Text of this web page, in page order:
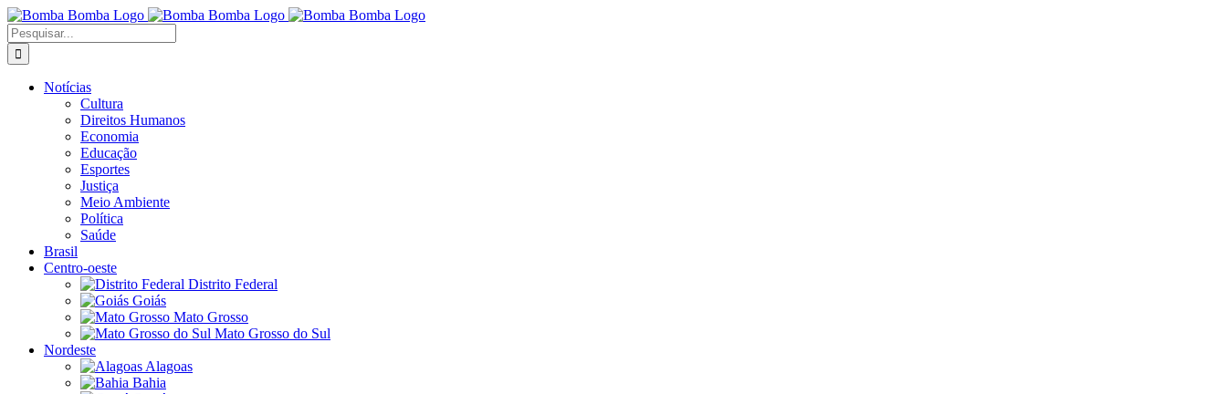
Ir
para
o
conteúdo
Buscar
resultados
para:
Notícias
Cultura
Direitos Humanos
Economia
Educação
Esportes
Justiça
Meio Ambiente
Política
Saúde
Brasil
Centro-oeste
Distrito Federal
Goiás
Mato Grosso
Mato Grosso do Sul
Nordeste
Alagoas
Bahia